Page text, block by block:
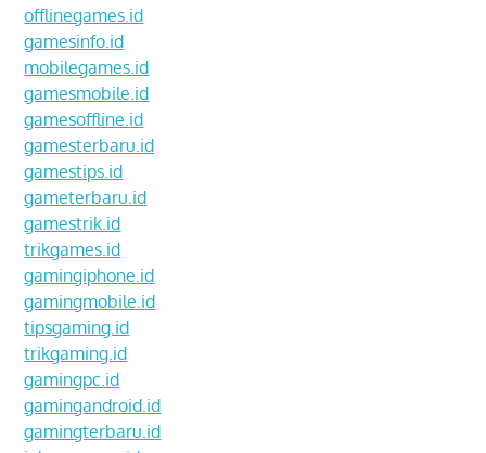
offlinegames.id
gamesinfo.id
mobilegames.id
gamesmobile.id
gamesoffline.id
gamesterbaru.id
gamestips.id
gameterbaru.id
gamestrik.id
trikgames.id
gamingiphone.id
gamingmobile.id
tipsgaming.id
trikgaming.id
gamingpc.id
gamingandroid.id
gamingterbaru.id